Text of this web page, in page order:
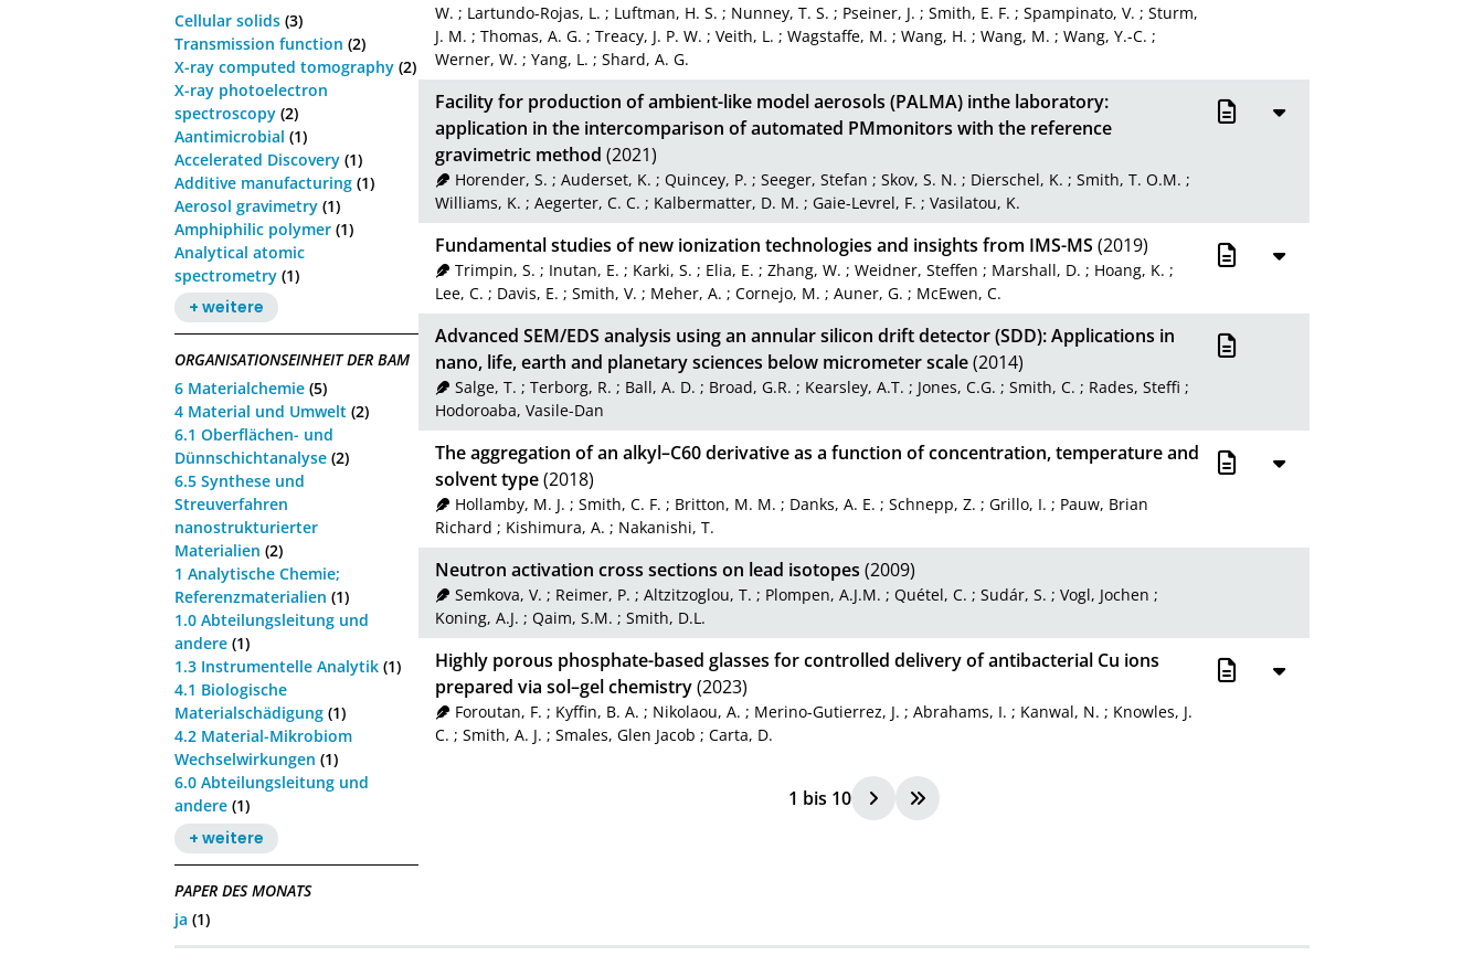
Cellular solids (3)
Transmission function (2)
X-ray computed tomography (2)
X-ray photoelectron
spectroscopy (2)
Aantimicrobial (1)
Accelerated Discovery (1)
Additive manufacturing (1)
Aerosol gravimetry (1)
Amphiphilic polymer (1)
Analytical atomic
spectrometry (1)
+ weitere
ORGANISATIONSEINHEIT DER BAM
6 Materialchemie (5)
4 Material und Umwelt (2)
6.1 Oberflächen- und
Dünnschichtanalyse (2)
6.5 Synthese und
Streuverfahren
nanostrukturierter
Materialien (2)
1 Analytische Chemie;
Referenzmaterialien (1)
1.0 Abteilungsleitung und
andere (1)
1.3 Instrumentelle Analytik (1)
4.1 Biologische
Materialschädigung (1)
4.2 Material-Mikrobiom
Wechselwirkungen (1)
6.0 Abteilungsleitung und
andere (1)
+ weitere
PAPER DES MONATS
ja (1)
W. ; Lartundo-Rojas, L. ; Luftman, H. S. ; Nunney, T. S. ; Pseiner, J. ; Smith, E. F. ; Spampinato, V. ; Sturm,
J. M. ; Thomas, A. G. ; Treacy, J. P. W. ; Veith, L. ; Wagstaffe, M. ; Wang, H. ; Wang, M. ; Wang, Y.-C. ;
Werner, W. ; Yang, L. ; Shard, A. G.
Facility for production of ambient-like model aerosols (PALMA) inthe laboratory:
application in the intercomparison of automated PMmonitors with the reference
gravimetric method (2021)
Horender, S. ;Auderset, K. ;Quincey, P. ;Seeger, Stefan ;Skov, S. N. ; Dierschel, K. ;Smith, T. O.M. ;
Williams, K. ; Aegerter, C. C. ; Kalbermatter, D. M. ; Gaie-Levrel, F. ; Vasilatou, K.
Fundamental studies of new ionization technologies and insights from IMS-MS (2019)
Trimpin, S. ; Inutan, E. ; Karki, S. ; Elia, E. ;Zhang, W. ;Weidner, Steffen ; Marshall, D. ; Hoang, K. ;
Lee, C. ; Davis, E. ; Smith, V. ; Meher, A. ; Cornejo, M. ; Auner, G. ; McEwen, C.
Advanced SEM/EDS analysis using an annular silicon drift detector (SDD): Applications in
nano, life, earth and planetary sciences below micrometer scale(2014)
Salge, T. ;Terborg, R. ; Ball, A. D. ; Broad, G.R. ; Kearsley, A.T. ; Jones, C.G. ;Smith, C. ; Rades, Steffi ;
Hodoroaba, Vasile-Dan
The aggregation of an alkyl–C60 derivative as a function of concentration, temperature and
solvent type(2018)
Hollamby, M. J. ;Smith, C. F. ; Britton, M. M. ; Danks, A. E. ;Schnepp, Z. ;Grillo, I. ; Pauw, Brian
Richard ; Kishimura, A. ; Nakanishi, T.
Neutron activation cross sections on lead isotopes (2009)
Semkova, V. ; Reimer, P. ;Altzitzoglou, T. ; Plompen, A.J.M. ;Quétel, C. ;Sudár, S. ;Vogl, Jochen ;
Koning, A.J. ; Qaim, S.M. ; Smith, D.L.
Highly porous phosphate-based glasses for controlled delivery of antibacterial Cu ions
prepared via sol–gel chemistry(2023)
Foroutan, F. ; Kyffin, B. A. ; Nikolaou, A. ; Merino-Gutierrez, J. ;Abrahams, I. ; Kanwal, N. ; Knowles, J.
C. ; Smith, A. J. ; Smales, Glen Jacob ; Carta, D.
1 bis 10